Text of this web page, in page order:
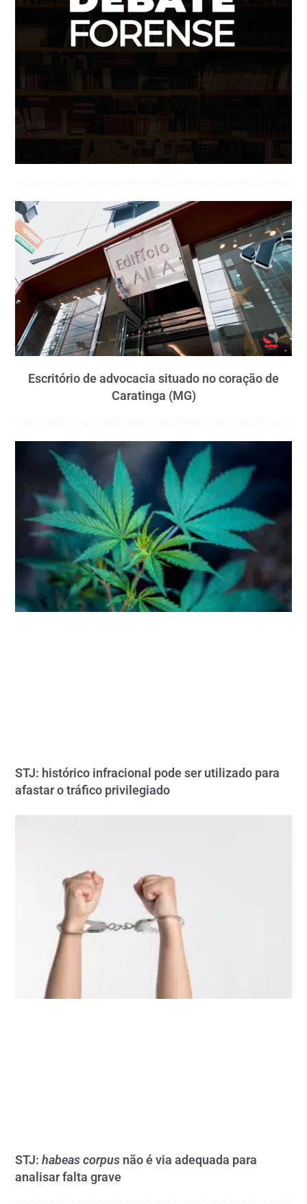
Escritório de advocacia situado no coração de
Caratinga (MG)
STJ: histórico infracional pode ser utilizado para
afastar o tráfico privilegiado
STJ:habeas corpus não é via adequada para
analisar falta grave